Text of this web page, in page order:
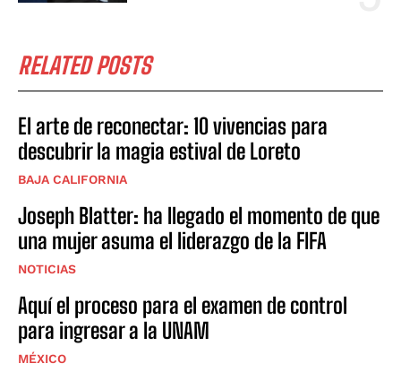
RELATED POSTS
El arte de reconectar: 10 vivencias para
descubrir la magia estival de Loreto
BAJA CALIFORNIA
Joseph Blatter: ha llegado el momento de que
una mujer asuma el liderazgo de la FIFA
NOTICIAS
Aquí el proceso para el examen de control
para ingresar a la UNAM
MÉXICO